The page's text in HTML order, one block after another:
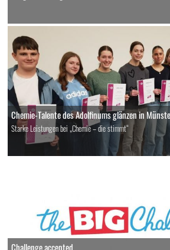
Chemie-Talente des Adolfinums glänzen in
Starke Leistungen bei „Chemie – die stimmt“
Challenge accepted